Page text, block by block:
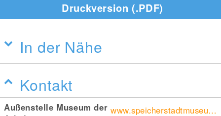
Druckversion (.PDF)
In der Nähe
Kontakt
Außenstelle Museum der
www.speicherstadtmuseum.de